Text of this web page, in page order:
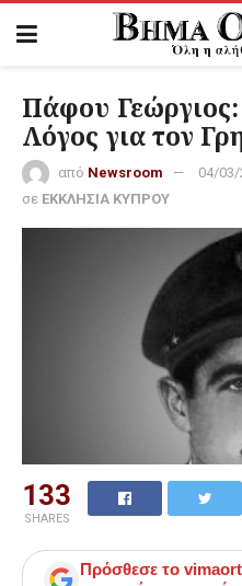
Πάφου
Λόγος για τον
από Newsroom
04/03/
σε ΕΚΚΛΗΣΙΑ ΚΥΠΡΟΥ
133
SHARES
Πρόσθεσε το